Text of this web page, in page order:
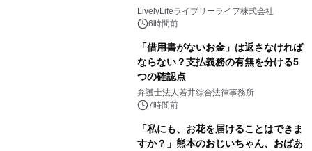
LivelyLifeライブリーライフ株式会社
6時間前
「借用書がないお金」は返さなければ
ならない？支払義務の有無を分ける5
つの確認点
弁護士法人若井綜合法律事務所
7時間前
「私にも、お花を届けることはできま
すか？」熊本のおじいちゃん、おばあ